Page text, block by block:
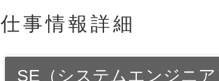
仕事情報詳細
SE（システムエンジニ